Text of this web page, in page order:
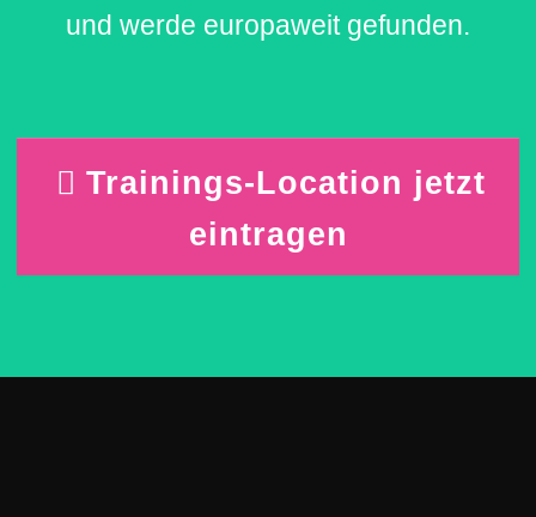
und werde europaweit gefunden.
Trainings-Location jetzt
eintragen